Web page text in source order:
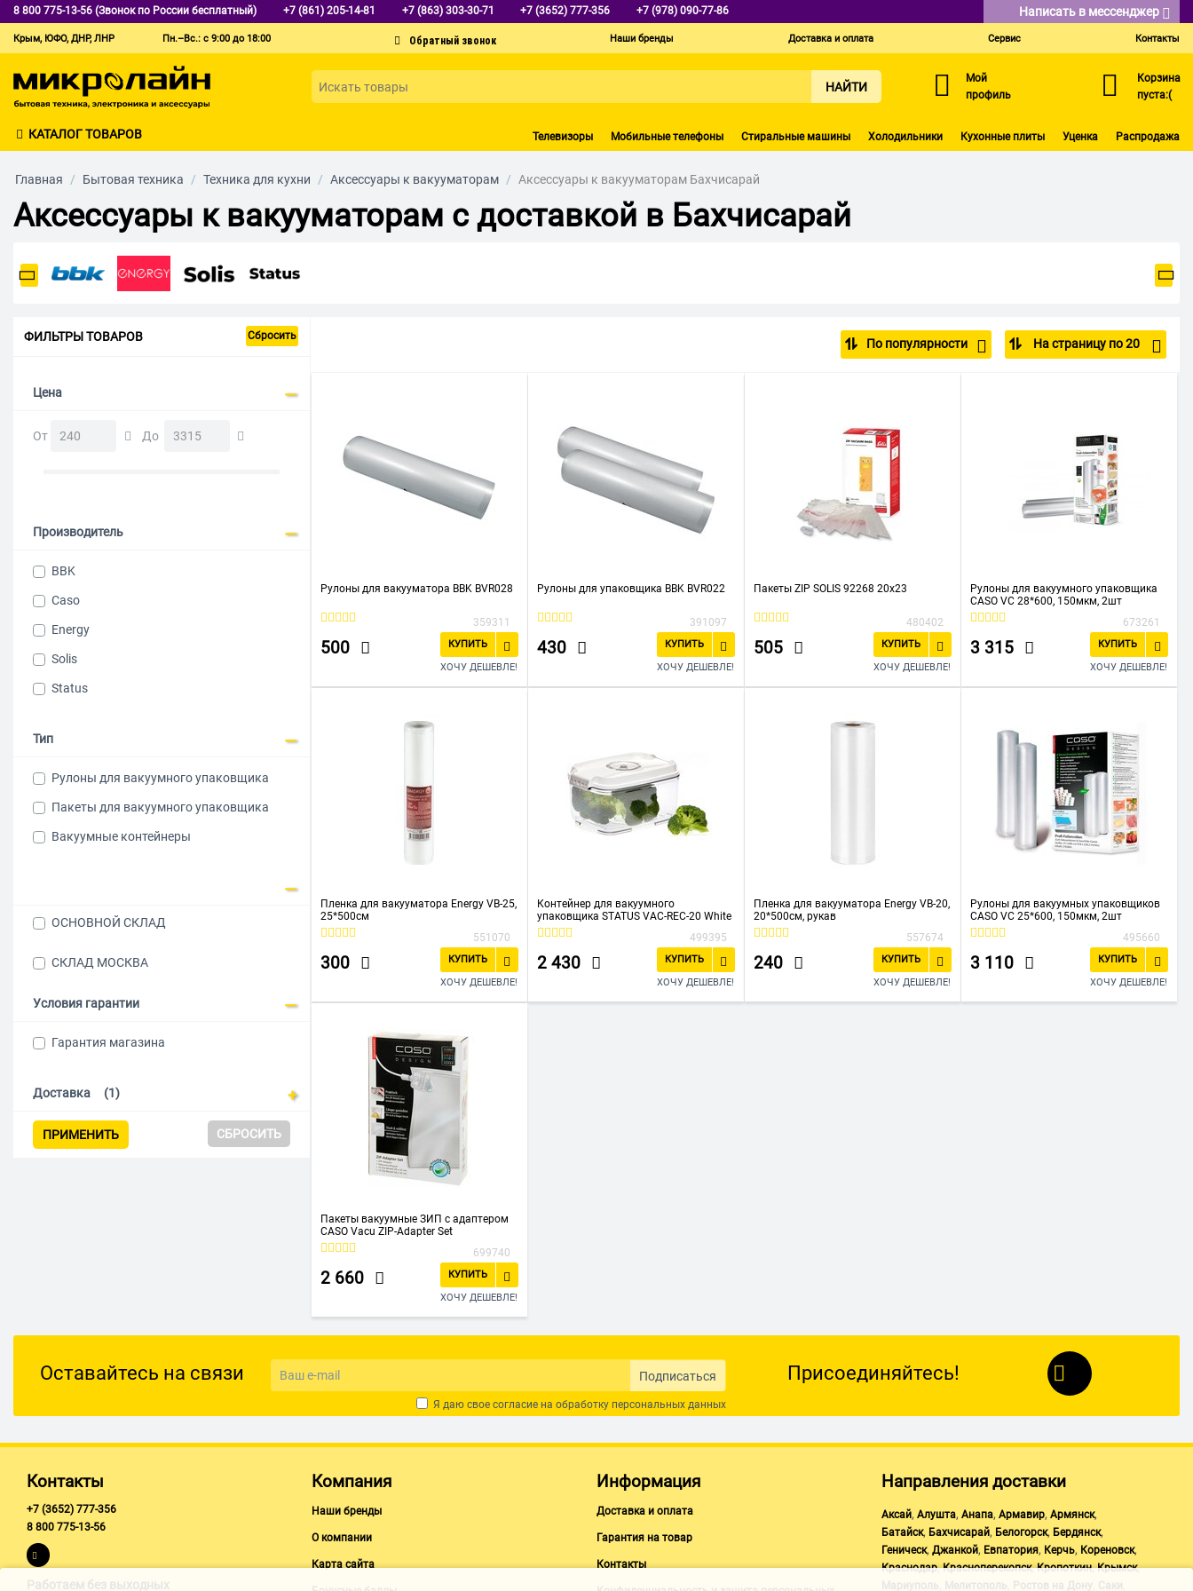
8 800 775-13-56 (Звонок по России бесплатный) +7 (861) 205-14-81 +7 (863) 303-30-71 +7 (3652) 777-356 +7 (978) 090-77-86 Написать в мессенджер
Крым, ЮФО, ДНР, ЛНР Пн.–Вс.: с 9:00 до 18:00 Наши бренды Доставка и оплата Сервис Контакты
НАЙТИ
Мой
профиль
Корзина
пуста:(
КАТАЛОГ ТОВАРОВ Телевизоры Мобильные телефоны Стиральные машины Холодильники Кухонные плиты Уценка Распродажа
Главная / Бытовая техника / Техника для кухни / Аксессуары к вакууматорам / Аксессуары к вакууматорам Бахчисарай
Аксессуары к вакууматорам с доставкой в Бахчисарай
ФИЛЬТРЫ ТОВАРОВ Сбросить
Цена
От До
Производитель
BBK
Caso
Energy
Solis
Status
Тип
Рулоны для вакуумного упаковщика
Пакеты для вакуумного упаковщика
Вакуумные контейнеры
ОСНОВНОЙ СКЛАД
СКЛАД МОСКВА
Условия гарантии
Гарантия магазина
Доставка (1)
ПРИМЕНИТЬ СБРОСИТЬ
По популярности На страницу по 20
Рулоны для вакууматора BBK BVR028
359311
500
КУПИТЬ
ХОЧУ ДЕШЕВЛЕ!
Рулоны для упаковщика BBK BVR022
391097
430
КУПИТЬ
ХОЧУ ДЕШЕВЛЕ!
Пакеты ZIP SOLIS 92268 20x23
480402
505
КУПИТЬ
ХОЧУ ДЕШЕВЛЕ!
Рулоны для вакуумного упаковщика
CASO VC 28*600, 150мкм, 2шт
673261
3 315
КУПИТЬ
ХОЧУ ДЕШЕВЛЕ!
Пленка для вакууматора Energy VB-25,
25*500см
551070
300
КУПИТЬ
ХОЧУ ДЕШЕВЛЕ!
Контейнер для вакуумного
упаковщика STATUS VAC-REC-20 White
499395
2 430
КУПИТЬ
ХОЧУ ДЕШЕВЛЕ!
Пленка для вакууматора Energy VB-20,
20*500см, рукав
557674
240
КУПИТЬ
ХОЧУ ДЕШЕВЛЕ!
Рулоны для вакуумных упаковщиков
CASO VC 25*600, 150мкм, 2шт
495660
3 110
КУПИТЬ
ХОЧУ ДЕШЕВЛЕ!
Пакеты вакуумные ЗИП с адаптером
CASO Vacu ZIP-Adapter Set
699740
2 660
КУПИТЬ
ХОЧУ ДЕШЕВЛЕ!
Оставайтесь на связи Подписаться
Я даю свое согласие на обработку персональных данных
Присоединяйтесь!
Контакты
+7 (3652) 777-356
8 800 775-13-56
Работаем без выходных
Компания
Наши бренды
О компании
Карта сайта
Информация
Доставка и оплата
Гарантия на товар
Контакты
Направления доставки
Аксай, Алушта, Анапа, Армавир, Армянск,
Батайск, Бахчисарай, Белогорск, Бердянск,
Геническ, Джанкой, Евпатория, Керчь, Кореновск,
Краснодар,Красноперекопск,Кропоткин,Крымск,
Мариуполь Мелитополь Ростов на Дону Саки